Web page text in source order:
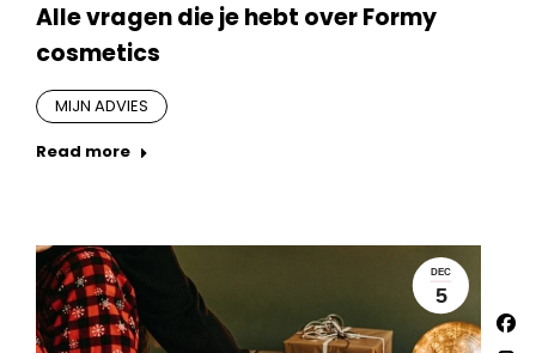
Alle vragen die je hebt over Formy
cosmetics
MIJN ADVIES
Read more
DEC
5
Vind